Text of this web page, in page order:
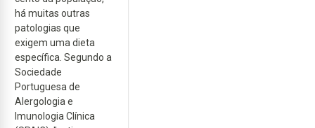
há muitas outras
patologias que
exigem uma dieta
específica. Segundo a
Sociedade
Portuguesa de
Alergologia e
Imunologia Clínica